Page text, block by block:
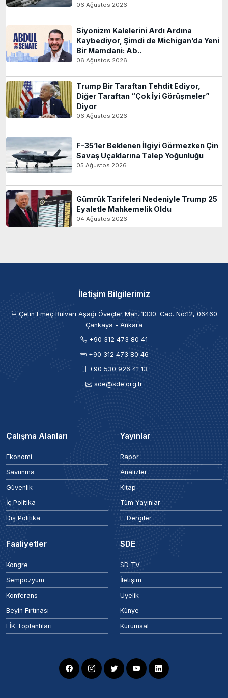
06 Ağustos 2026
Siyonizm Kalelerini Ardı Ardına
Kaybediyor, Şimdi de Michigan’da Yeni
Bir Mamdani: Ab..
06 Ağustos 2026
Trump Bir Taraftan Tehdit Ediyor,
Diğer Taraftan “Çok İyi Görüşmeler”
Diyor
06 Ağustos 2026
F-35’ler Beklenen İlgiyi Görmezken Çin
Savaş Uçaklarına Talep Yoğunluğu
05 Ağustos 2026
Gümrük Tarifeleri Nedeniyle Trump 25
Eyaletle Mahkemelik Oldu
04 Ağustos 2026
İletişim Bilgilerimiz
Çetin Emeç Bulvarı Aşağı Öveçler Mah. 1330. Cad. No:12, 06460
Çankaya - Ankara
+90 312 473 80 41
+90 312 473 80 46
+90 530 926 41 13
sde@sde.org.tr
Çalışma Alanları
Ekonomi
Savunma
Güvenlik
İç Politika
Dış Politika
Yayınlar
Rapor
Analizler
Kitap
Tüm Yayınlar
E-Dergiler
Faaliyetler
Kongre
Sempozyum
Konferans
Beyin Fırtınası
EİK Toplantıları
SDE
SD TV
İletişim
Üyelik
Künye
Kurumsal